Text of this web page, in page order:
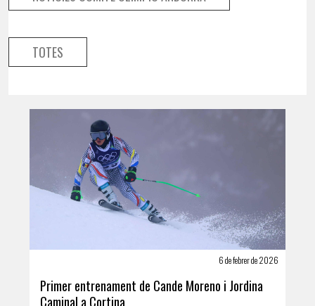
TOTES
6 de febrer de 2026
Primer entrenament de Cande Moreno i Jordina
Caminal a Cortina